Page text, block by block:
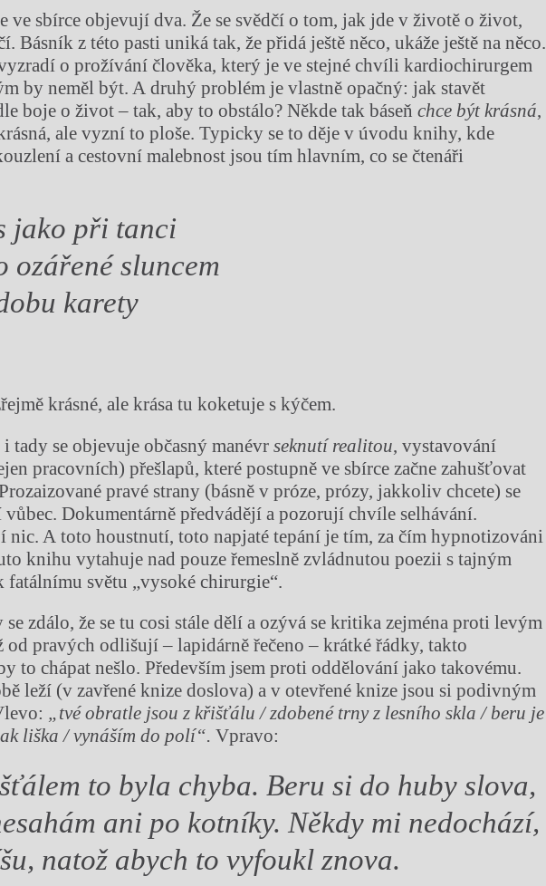
ve sbírce objevují dva. Že se svědčí o tom, jak jde v životě o život,
Básník z této pasti uniká tak, že přidá ještě něco, ukáže ještě na něco.
o prožívání člověka, který je ve stejné chvíli kardiochirurgem
by neměl být. A druhý problém je vlastně opačný: jak stavět
boje o život – tak, aby to obstálo? Někde tak báseňchce být krásná,
ale vyzní to ploše. Typicky se to děje v úvodu knihy, kde
a cestovní malebnost jsou tím hlavním, co se čtenáři
jako při tanci
ozářené sluncem
karety
krásné, ale krása tu koketuje s kýčem.
i tady se objevuje občasný manévrseknutí realitou, vystavování
pracovních) přešlapů, které postupně ve sbírce začne zahušťovat
pravé strany (básně v próze, prózy, jakkoliv chcete) se
Dokumentárně předvádějí a pozorují chvíle selhávání.
nic. A toto houstnutí, toto napjaté tepání je tím, za čím hypnotizováni
knihu vytahuje nad pouze řemeslně zvládnutou poezii s tajným
fatálnímu světu „vysoké chirurgie“.
zdálo, že se tu cosi stále dělí a ozývá se kritika zejména proti levým
od pravých odlišují – lapidárně řečeno – krátké řádky, takto
to chápat nešlo. Především jsem proti oddělování jako takovému.
leží (v zavřené knize doslova) a v otevřené knize jsou si podivným
„tvé obratle jsou z křišťálu / zdobené trny z lesního skla / beru je
liška / vynáším do polí“. Vpravo:
to byla chyba. Beru si do huby slova,
ani po kotníky. Někdy mi nedochází,
natož abych to vyfoukl znova.